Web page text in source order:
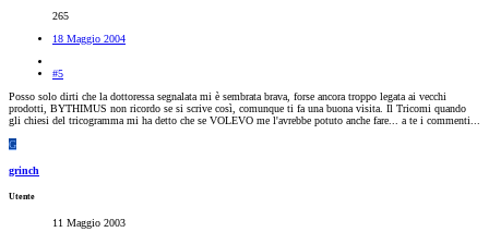
265
18 Maggio 2004
#5
Posso solo dirti che la dottoressa segnalata mi è sembrata brava, forse ancora troppo legata ai vecchi
prodotti, BYTHIMUS non ricordo se si scrive così, comunque ti fa una buona visita. Il Tricomi quando
gli chiesi del tricogramma mi ha detto che se VOLEVO me l'avrebbe potuto anche fare... a te i commenti...
G
grinch
Utente
11 Maggio 2003